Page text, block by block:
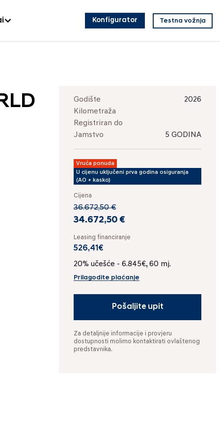
Konfigurator Testna vožnja
Godište
2026
Kilometraža
Registriran do
Jamstvo
5 GODINA
Vruća ponuda
U cijenu uključeni prva godina osiguranja
(AO + kasko)
Cijena
36.672,50 €
34.672,50 €
Leasing financiranje
526,41€
20% učešće - 6.845€, 60 mj.
Prilagodite plaćanje
Pošaljite upit
Za detaljnije informacije i provjeru
dostupnosti molimo kontaktirati ovlaštenog
predstavnika.